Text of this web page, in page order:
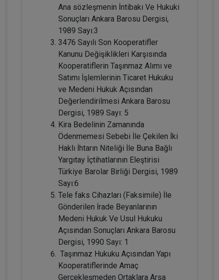
Konusunda Yanılgılar Video Eğitimi
ARMAĞANIMIZDIR
Sepete Ekle
Prof. Dr. Etem Saba ÖZMEN
Adi Ortaklıkların Kazanç Paylaşma
Amacı Gütmeyen Faaliyetleri Konusunda
Yanılgılar Video Eğitimi
300 TL
Tüketici Hukuku Enstitüsü
Ana sözleşmenin İntibakı Ve Hukuki
Sonuçları Ankara Barosu Dergisi,
1989 Sayı:3
3476 Sayılı Son Kooperatifler
Kanunu Değişiklikleri Karşısında
Kooperatiflerin Taşınmaz Alımı ve
Satımı İşlemlerinin Ticaret Hukuku
ve Medeni Hukuk Açısından
Değerlendirilmesi Ankara Barosu
Dergisi, 1989 Sayı: 5
Kira Bedelinin Zamanında
Ödenmemesi Sebebi İle Çekilen İki
Haklı İhtarın Niteliği İle Buna Bağlı
Yargıtay İçtihatlarının Eleştirisi
Türkiye Barolar Birliği Dergisi, 1989
Sayı:6
Tele faks Cihazları (Faksimile) İle
Gönderilen İrade Beyanlarının
Medeni Hukuk Ve Usul Hukuku
Açısından Sonuçları Ankara Barosu
Dergisi, 1990 Sayı: 1
Taşınmaz Hukuku Açısından Yapı
Kooperatiflerinde Amaç
Gerçekleşmeden Ortaklara Arsa